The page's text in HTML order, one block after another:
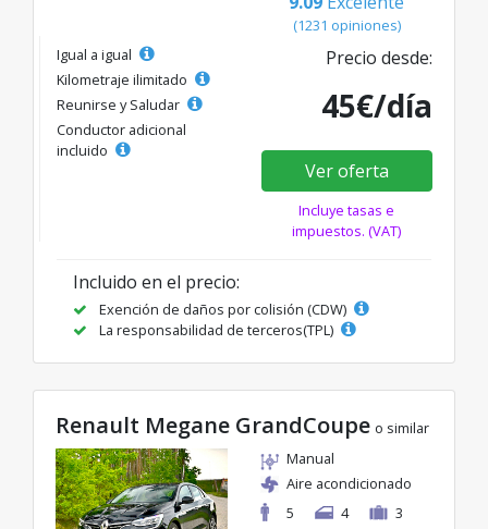
(1231 opiniones)
Igual a igual
Kilometraje ilimitado
Reunirse y Saludar
Conductor adicional
incluido
Precio desde:
45€/día
Ver oferta
Incluye tasas e
impuestos. (VAT)
Incluido en el precio:
Exención de daños por colisión (CDW)
La responsabilidad de terceros(TPL)
Renault Megane GrandCoupe o similar
Manual
Aire acondicionado
5
4 3